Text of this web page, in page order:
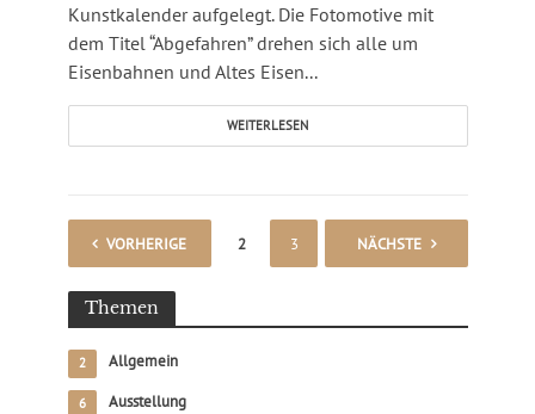
Kunstkalender aufgelegt. Die Fotomotive mit
dem Titel “Abgefahren” drehen sich alle um
Eisenbahnen und Altes Eisen...
WEITERLESEN
VORHERIGE1 2 3 NÄCHSTE
Themen
Allgemein
2
Ausstellung
6